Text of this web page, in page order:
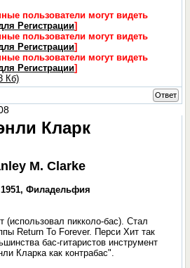
пользователи могут видеть
Регистрации]
пользователи могут видеть
Регистрации]
пользователи могут видеть
Регистрации]
Кб)
Ответ
Кларк
M. Clarke
Филадельфия
(использовал пикколо-бас). Стал
Return To Forever. Перси Хит так
бас-гитаристов инструмент
Кларка как контрабас".